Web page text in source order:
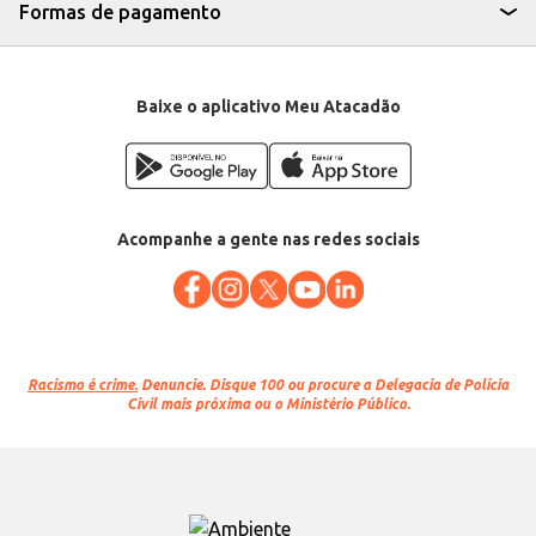
Formas de pagamento
Baixe o aplicativo Meu Atacadão
Acompanhe a gente nas redes sociais
Racismo é crime. Denuncie. Disque 100 ou procure a Delegacia de Polícia
Civil mais próxima ou o Ministério Público.